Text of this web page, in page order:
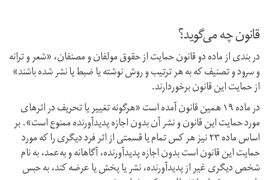
قانون چه می‌گوید؟
در بندی از ماده دو قانون حمایت از حقوق مولفان و مصنفان، «شعر و ترانه
و سرود و تصنیف که به هر ترتیب و روش نوشته یا ضبط یا نشر شده باشند»
از حمایت این قانون برخوردارند.
در ماده ۱۹ همین قانون آمده است «هر‌گونه تغییر یا تحریف در اثرهای
مورد حمایت این قانون و نشر آن بدون اجازه پدیدآورنده ممنوع است». بر
اساس ماده ۲۳ نیز هر کس تمام یا قسمتی از اثر فرد دیگری را که مورد
حمایت این قانون است بدون اجازه پدیدآورنده، آگاهانه و به‌عمد، به‌ نام
شخص دیگری غیر از پدیدآورنده، نشر یا پخش یا عرضه کند، به حبس